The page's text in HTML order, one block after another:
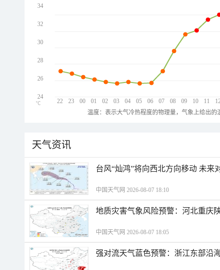
22 23 00 01 02 03 04 05 06 07 08 09 10 11
34
32
30
28
26
24
℃
温度：表示大气冷热程度的物理量，气象上给出
天气资讯
台风“灿鸿”将向西北方向移动 未来
中国天气网 2026-08-07 18:10
地质灾害气象风险预警：河北重庆
中国天气网 2026-08-07 18:05
强对流天气蓝色预警：浙江东部沿